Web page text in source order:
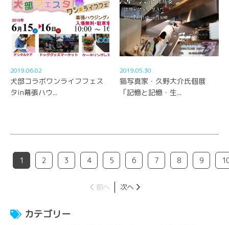
2019.06.02
犬部コラボワンライフフェス
タin幕張ハウ...
2019.05.30
猫写真家・久野大介氏個展
「記憶と記憶・生...
1 2 3 4 5 6 7 8 9
前へ 次へ
カテゴリー